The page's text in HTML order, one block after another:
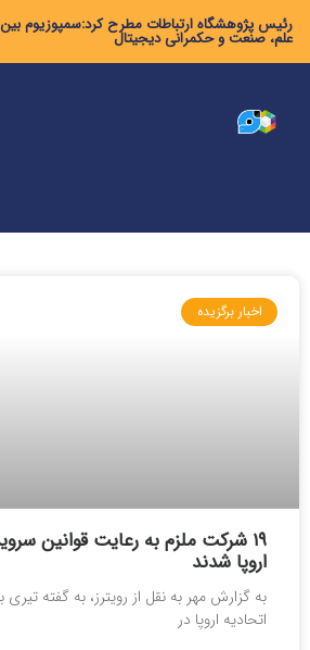
رئیس پژوهشگاه ارتباطات مطرح کرد:سمپوزیوم
علم، صنعت و حکمرانی دیجیتال
اخبار برگزیده
۱۹ شرکت ملزم به رعایت قوانین
اروپا شدند
به گزارش مهر به نقل از رویترز، به گفته تیری
اتحادیه اروپا در